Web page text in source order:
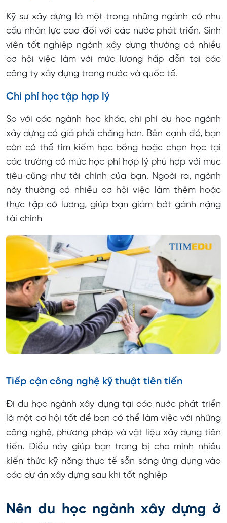
Kỹ sư xây dựng là một trong những ngành có nhu
cầu nhân lực cao đối với các nước phát triển. Sinh
viên tốt nghiệp ngành xây dựng thường có nhiều
cơ hội việc làm với mức lương hấp dẫn tại các
công ty xây dựng trong nước và quốc tế.
Chi phí học tập hợp lý
So với các ngành học khác, chi phí du học ngành
xây dựng có giá phải chăng hơn. Bên cạnh đó, bạn
còn có thể tìm kiếm học bổng hoặc chọn học tại
các trường có mức học phí hợp lý phù hợp với mục
tiêu cũng như tài chính của bạn. Ngoài ra, ngành
này thường có nhiều cơ hội việc làm thêm hoặc
thực tập có lương, giúp bạn giảm bớt gánh nặng
tài chính
Tiếp cận công nghệ kỹ thuật tiên tiến
Đi du học ngành xây dựng tại các nước phát triển
là một cơ hội tốt để bạn có thể làm việc với những
công nghệ, phương pháp và vật liệu xây dựng tiên
tiến. Điều này giúp bạn trang bị cho mình nhiều
kiến thức kỹ năng thực tế sẵn sàng ứng dụng vào
các dự án xây dựng sau khi tốt nghiệp
Nên du học ngành xây dựng ở